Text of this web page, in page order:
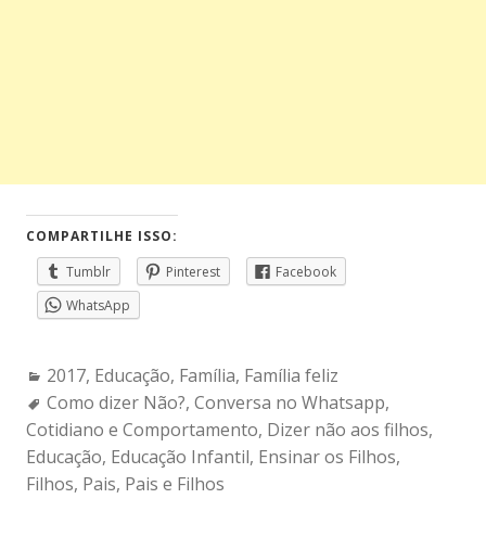
COMPARTILHE ISSO:
Tumblr
Pinterest
Facebook
WhatsApp
Categories:
2017, Educação, Família, Família feliz
Tags:
Como dizer Não?, Conversa no Whatsapp,
Cotidiano e Comportamento, Dizer não aos filhos,
Educação, Educação Infantil, Ensinar os Filhos,
Filhos, Pais, Pais e Filhos